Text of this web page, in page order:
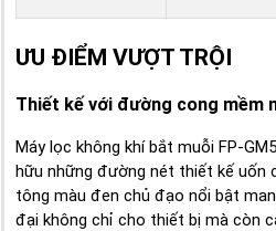
ƯU ĐIỂM VƯỢT TRỘI
Thiết kế với đường cong mềm
Máy lọc không khí bắt muỗi FP-
hữu những đường nét thiết kế uốn
tông màu đen chủ đạo nổi bật
đại không chỉ cho thiết bị mà còn